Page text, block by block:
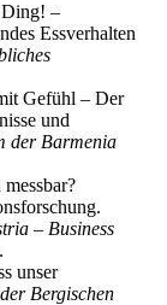
–
Essverhalten
Gefühl – Der
und
der Barmenia
– Business
unser
Bergischen